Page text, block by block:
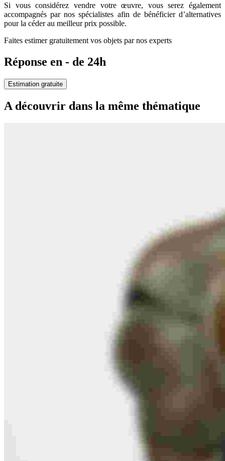
Si vous considérez vendre votre œuvre, vous serez également
accompagnés par nos spécialistes afin de bénéficier d’alternatives
pour la céder au meilleur prix possible.
Faites estimer gratuitement vos objets par nos experts
Réponse en - de 24h
Estimation gratuite
A découvrir dans la même thématique